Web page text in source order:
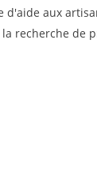
aux
recherche de